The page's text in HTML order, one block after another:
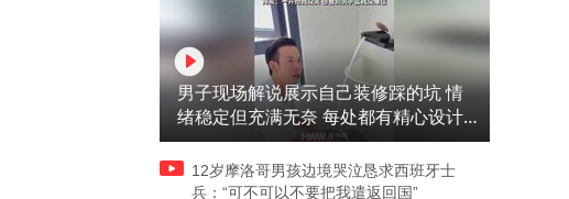
男子现场解说展示自己装修踩的坑 情
绪稳定但充满无奈 每处都有精心设计
但每处都有瑕疵 网友：一开始我没笑
但看到洗手盆我没绷住
12岁摩洛哥男孩边境哭泣恳求西班牙士
兵：“可不可以不要把我遣返回国”